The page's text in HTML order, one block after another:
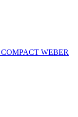
WEBER